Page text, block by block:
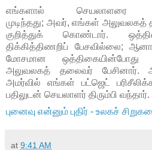
எங்களால் செயலாளரை
முடிந்தது; அவர், எங்கள் அலுவலகத்
குறித்துக் கொண்டார்.
திக்கித்திணறிப் பேசவில்லை;
மோசமான ஒத்திகையின்போது
அலுவலகத் தலைவர் பேசினார்.
அமர்வில் எங்கள் பட்ஜெட்
பதிலுடன் செயலாளர் திரும்பி வந்தார்.
புனைவு என்னும் புதிர் - உலகச்
at 9:41 AM